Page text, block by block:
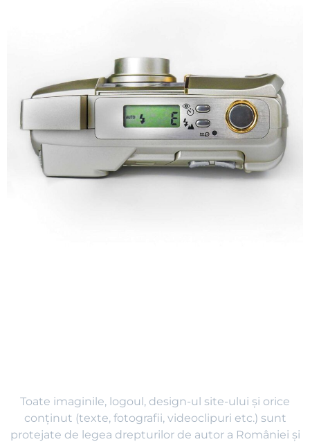
Toate imaginile, logoul, design-ul site-ului și orice
conținut (texte, fotografii, videoclipuri etc.) sunt
protejate de legea drepturilor de autor a României și